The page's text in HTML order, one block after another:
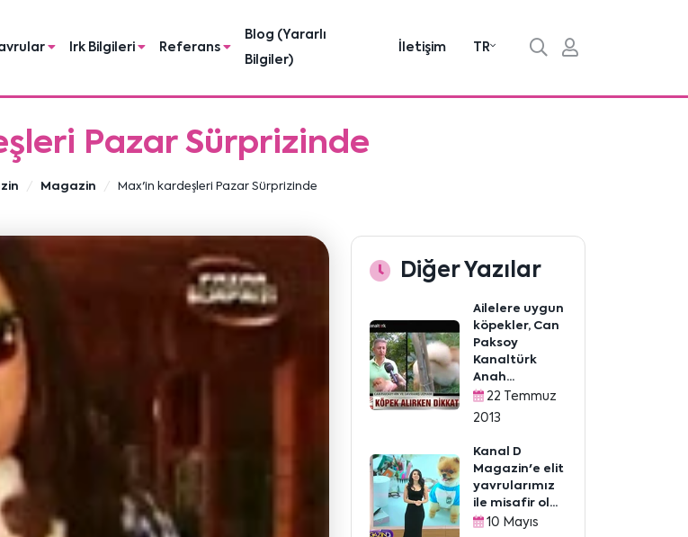
Irk Bilgileri Referans
Blog (Yararlı
Bilgiler)
İletişim TR
Pazar Sürprizinde
Magazin Max'in kardeşleri Pazar Sürprizinde
Diğer Yazılar
Ailelere uygun
köpekler, Can
Paksoy
Kanaltürk
Anah...
22 Temmuz
2013
Kanal D
Magazin'e elit
yavrularımız
ile misafir ol...
10 Mayıs